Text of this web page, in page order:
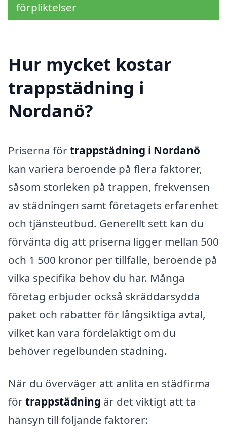
förpliktelser
Hur mycket kostar
trappstädning i
Nordanö?
Priserna förtrappstädning i Nordanö
kan variera beroende på flera faktorer,
såsom storleken på trappen, frekvensen
av städningen samt företagets erfarenhet
och tjänsteutbud. Generellt sett kan du
förvänta dig att priserna ligger mellan 500
och 1 500 kronor per tillfälle, beroende på
vilka specifika behov du har. Många
företag erbjuder också skräddarsydda
paket och rabatter för långsiktiga avtal,
vilket kan vara fördelaktigt om du
behöver regelbunden städning.
När du överväger att anlita en städfirma
förtrappstädning är det viktigt att ta
hänsyn till följande faktorer: